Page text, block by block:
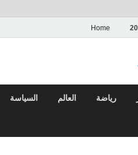
Home
لايف نيوز
رياضة العالم السياسة